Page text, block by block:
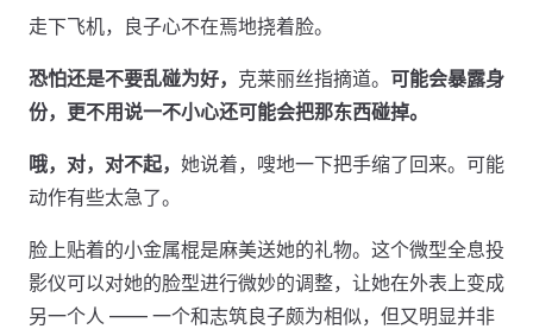
走下飞机，良子心不在焉地挠着脸。
恐怕还是不要乱碰为好， 克莱丽丝指摘道。 可能会暴露身
份，更不用说一不小心还可能会把那东西碰掉。
哦，对，对不起， 她说着，嗖地一下把手缩了回来。可能
动作有些太急了。
脸上贴着的小金属棍是麻美送她的礼物。这个微型全息投
影仪可以对她的脸型进行微妙的调整，让她在外表上变成
另一个人 —— 一个和志筑良子颇为相似，但又明显并非